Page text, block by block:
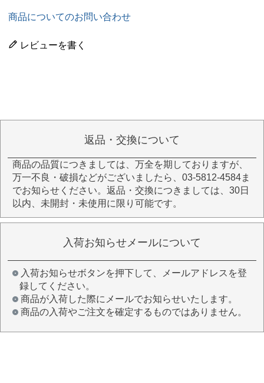
商品についてのお問い合わせ
レビューを書く
返品・交換について
商品の品質につきましては、万全を期しておりますが、
万一不良・破損などがございましたら、03-5812-4584ま
でお知らせください。返品・交換につきましては、30日
以内、未開封・未使用に限り可能です。
入荷お知らせメールについて
入荷お知らせボタンを押下して、メールアドレスを登
録してください。
商品が入荷した際にメールでお知らせいたします。
商品の入荷やご注文を確定するものではありません。